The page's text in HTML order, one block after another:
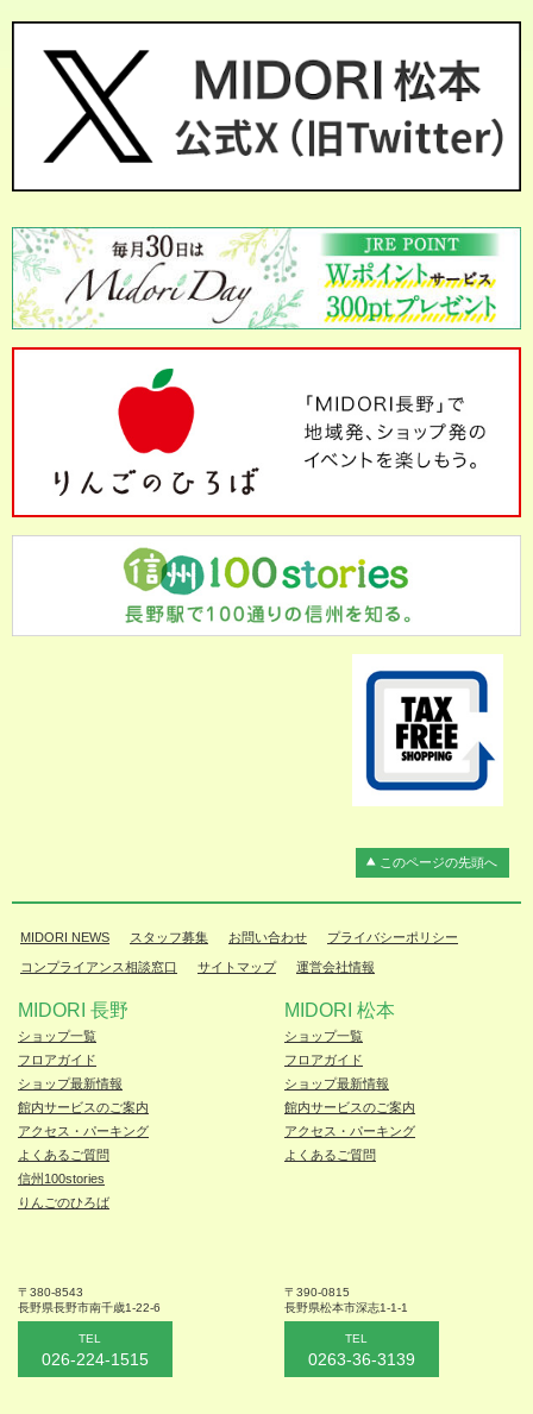
このページの先頭へ
MIDORI NEWS スタッフ募集 お問い合わせ プライバシーポリシー
コンプライアンス相談窓口 サイトマップ 運営会社情報
MIDORI 長野
ショップ一覧
フロアガイド
ショップ最新情報
館内サービスのご案内
アクセス・パーキング
よくあるご質問
信州100stories
りんごのひろば
〒380-8543
長野県長野市南千歳1-22-6
TEL
026-224-1515
MIDORI 松本
ショップ一覧
フロアガイド
ショップ最新情報
館内サービスのご案内
アクセス・パーキング
よくあるご質問
〒390-0815
長野県松本市深志1-1-1
TEL
0263-36-3139